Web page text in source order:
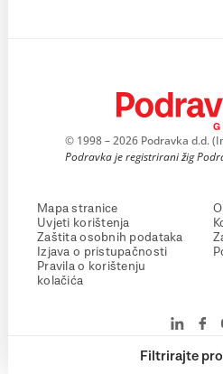
Filtrirajte
© 1998 – 2026 Podravka d.d.
Podravka je registrirani žig
Mapa stranice
Uvjeti korištenja
Zaštita osobnih podataka
Izjava o pristupačnosti
Pravila o korištenju
kolačića